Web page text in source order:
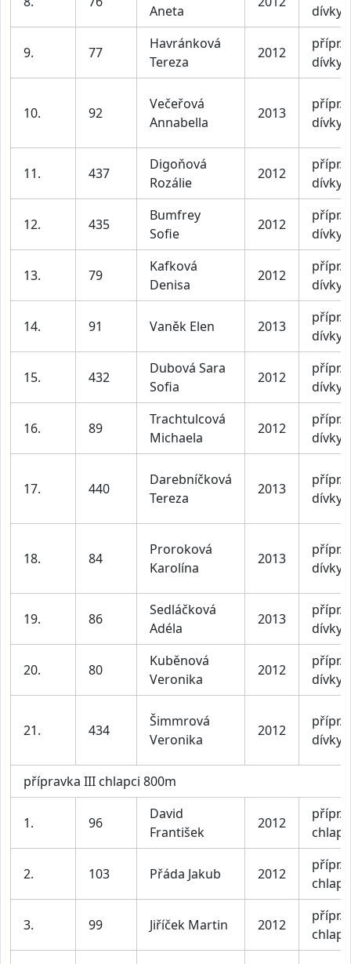
Aneta
dívky
9. 77
Havránková
Tereza
2012
přípr.
dívky
10. 92
Večeřová
Annabella
2013
přípr.
dívky
11. 437
Digoňová
Rozálie
2012
přípr.
dívky
12. 435
Bumfrey
Sofie
2012
přípr.
dívky
13. 79
Kafková
Denisa
2012
přípr.
dívky
14. 91 Vaněk Elen 2013
přípr.
dívky
15. 432
Dubová Sara
Sofia
2012
přípr.
dívky
16. 89
Trachtulcová
Michaela
2012
přípr.
dívky
17. 440
Darebníčková
Tereza
2013
přípr.
dívky
18. 84
Proroková
Karolína
2013
přípr.
dívky
19. 86
Sedláčková
Adéla
2013
přípr.
dívky
20. 80
Kuběnová
Veronika
2012
přípr.
dívky
21. 434
Šimmrová
Veronika
2012
přípr.
dívky
přípravka III chlapci 800m
1. 96
David
František
2012
přípr.
2. 103 Přáda Jakub 2012
přípr.
3. 99 Jiříček Martin 2012
přípr.